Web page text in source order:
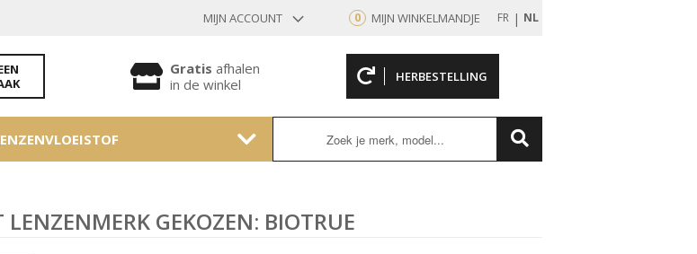
MIJN ACCOUNT
INLOGGEN BESTAANDE KLANT
wachtwoord
BEVESTIGEN
0 MIJN WINKELMANDJE FR | NL
Gratis afhalen
in de winkel
HERBESTELLING
LENZENMERK GEKOZEN: BIOTRUE